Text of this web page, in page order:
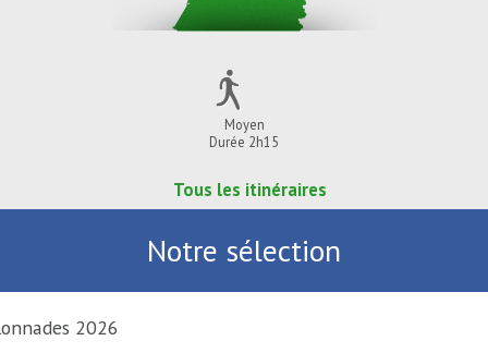
Moyen
Durée 2h15
Tous les itinéraires
Notre sélection
Carillonnades 2026